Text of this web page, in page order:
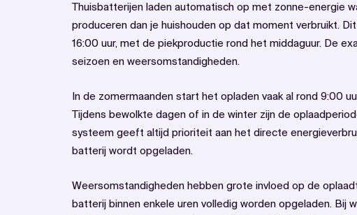
Thuisbatterijen laden automatisch op met zonne-energie
produceren dan je huishouden op dat moment verbruikt.
16:00 uur, met de piekproductie rond het middaguur. De
seizoen en weersomstandigheden.
In de zomermaanden start het opladen vaak al rond 9:00
Tijdens bewolkte dagen of in de winter zijn de
systeem geeft altijd prioriteit aan het directe
batterij wordt opgeladen.
Weersomstandigheden hebben grote invloed op de
batterij binnen enkele uren volledig worden opgeladen. Bij